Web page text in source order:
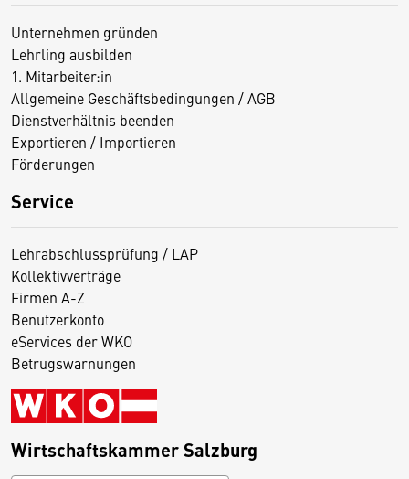
Unternehmen gründen
Lehrling ausbilden
1. Mitarbeiter:in
Allgemeine Geschäftsbedingungen / AGB
Dienstverhältnis beenden
Exportieren / Importieren
Förderungen
Service
Lehrabschlussprüfung / LAP
Kollektivverträge
Firmen A-Z
Benutzerkonto
eServices der WKO
Betrugswarnungen
Wirtschaftskammer Salzburg